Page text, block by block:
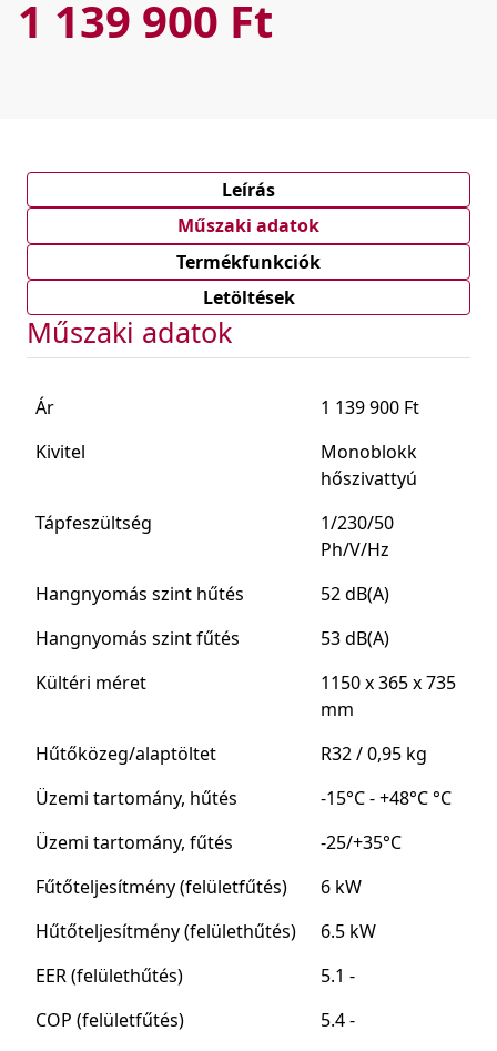
1 139 900 Ft
Leírás
Műszaki adatok
Termékfunkciók
Letöltések
Műszaki adatok
Ár
1 139 900 Ft
Kivitel
Monoblokk
hőszivattyú
Tápfeszültség
1/230/50
Ph/V/Hz
Hangnyomás szint hűtés
52 dB(A)
Hangnyomás szint fűtés
53 dB(A)
Kültéri méret
1150 x 365 x 735
mm
Hűtőközeg/alaptöltet
R32 / 0,95 kg
Üzemi tartomány, hűtés
-15°C - +48°C °C
Üzemi tartomány, fűtés
-25/+35°C
Fűtőteljesítmény (felületfűtés)
6 kW
Hűtőteljesítmény (felülethűtés)
6.5 kW
EER (felülethűtés)
5.1 -
COP (felületfűtés)
5.4 -